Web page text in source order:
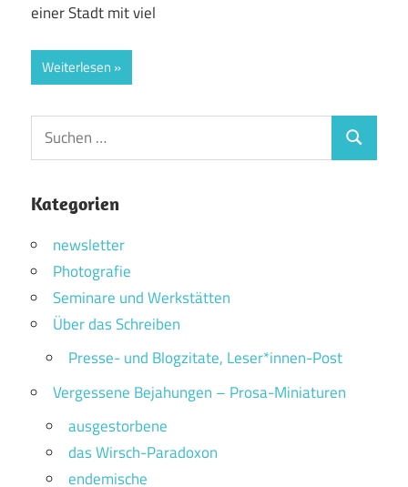
einer Stadt mit viel
Weiterlesen
Suchen
nach:
Suchen
Kategorien
newsletter
Photografie
Seminare und Werkstätten
Über das Schreiben
Presse- und Blogzitate, Leser*innen-Post
Vergessene Bejahungen – Prosa-Miniaturen
ausgestorbene
das Wirsch-Paradoxon
endemische